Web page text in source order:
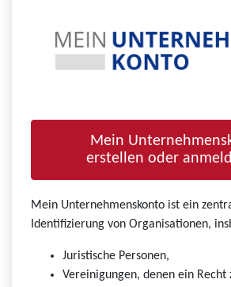
Mein
erstellen oder
Mein Unternehmenskonto ist ein
Identifizierung von Organisationen,
Juristische Personen,
Vereinigungen, denen ein Recht